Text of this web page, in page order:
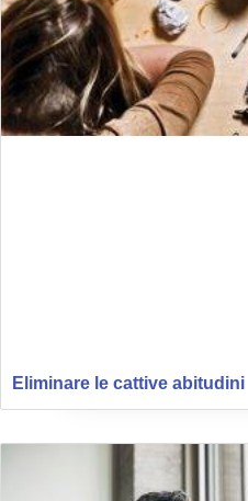
Eliminare le cattive abitudini